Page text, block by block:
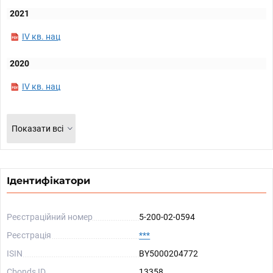
2021
IV кв. нац
2020
IV кв. нац
Показати всі
Ідентифікатори
Реєстраційний номер
5-200-02-0594
Реєстрація
***
ISIN
BY5000204772